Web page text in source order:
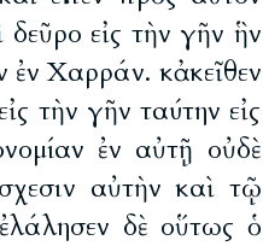
εἰς τὴν γῆν ἣν
Χαρράν. κἀκεῖθεν
τὴν γῆν ταύτην εἰς
ἐν αὐτῇ οὐδὲ
αὐτὴν καὶ τῷ
ἐλάλησεν δὲ οὕτως ὁ